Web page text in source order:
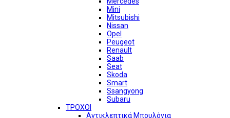
Mini
Mitsubishi
Nissan
Opel
Peugeot
Renault
Saab
Seat
Skoda
Smart
Ssangyong
Subaru
ΤΡΟΧΟΙ
Αντικλεπτικά Μπουλόνια